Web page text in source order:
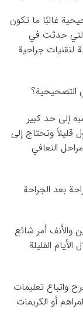
غالبًا ما تكون
التي حدثت في
لتقنيات جراحية
التصحيحية؟
إلى حد كبير
قليلاً وتحتاج إلى
التعافي
بعد الجراحة
والأنف أمر شائع
القليلة
واتباع تعليمات
أو الكريمات